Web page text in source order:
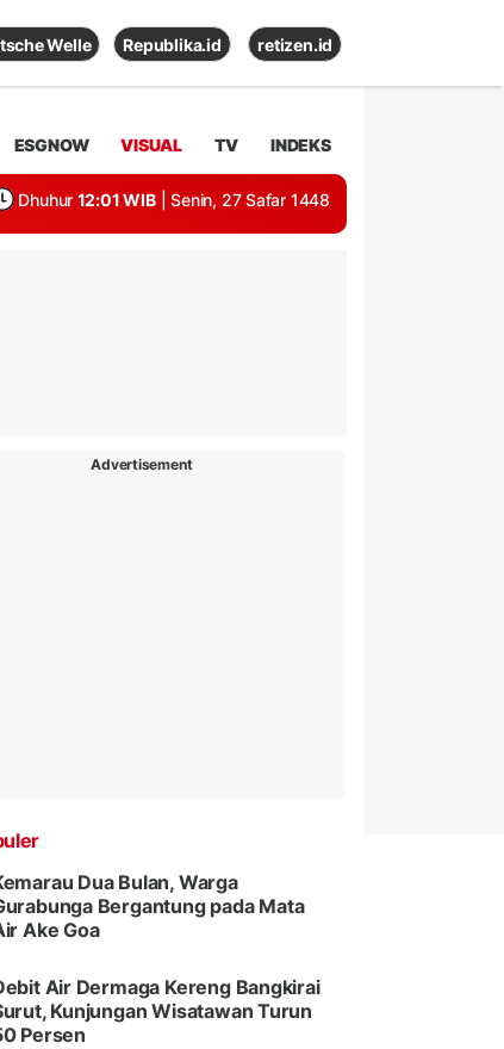
Welle Republika.id retizen.id
ESGNOW VISUAL TV INDEKS
Dhuhur 12:01 WIB | Senin, 27 Safar 1448
Advertisement
Dua Bulan, Warga
Bergantung pada Mata
Ake Goa
Air Dermaga Kereng Bangkirai
Kunjungan Wisatawan Turun
Persen